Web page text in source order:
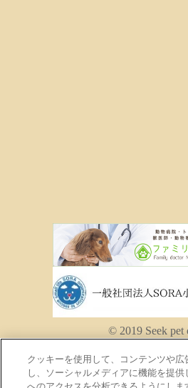
© 2019 Seek pet
クッキーを使用して、コンテンツや
し、ソーシャルメディアに機能を提供